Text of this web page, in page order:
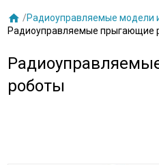
 /Радиоуправляемые модели
Радиоуправляемые прыгающие
роботы